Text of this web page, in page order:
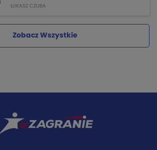
ŁUKASZ CZUBA
Zobacz Wszystkie